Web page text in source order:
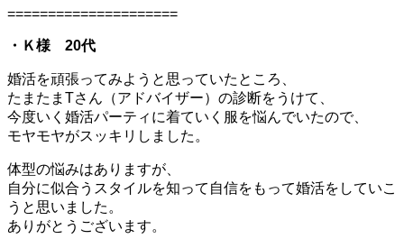
=====================
・Ｋ様 20代
婚活を頑張ってみようと思っていたところ、
たまたまTさん（アドバイザー）の診断をうけて、
今度いく婚活パーティに着ていく服を悩んでいたので、
モヤモヤがスッキリしました。
体型の悩みはありますが、
自分に似合うスタイルを知って自信をもって婚活をしていこ
うと思いました。
ありがとうございます。